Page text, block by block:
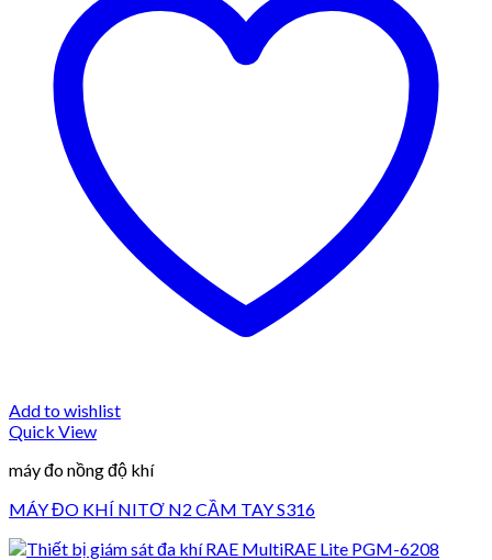
Add to wishlist
Quick View
máy đo nồng độ khí
MÁY ĐO KHÍ NITƠ N2 CẦM TAY S316